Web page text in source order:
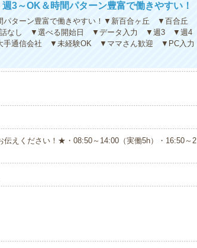
3～OK＆時間パターン豊富で働きやすい！
パターン豊富で働きやすい！▼新百合ヶ丘 ▼百合丘
し ▼選べる開始日 ▼データ入力 ▼週3 ▼週4
通信会社 ▼未経験OK ▼ママさん歓迎 ▼PC入力
えください！★・08:50～14:00（実働5h）・16:50～2